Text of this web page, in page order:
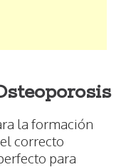
la formación
correcto
para